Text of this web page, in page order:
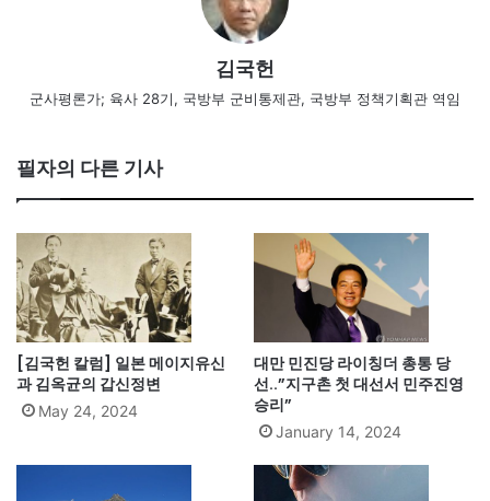
김국헌
군사평론가; 육사 28기, 국방부 군비통제관, 국방부 정책기획관 역임
필자의 다른 기사
[김국헌 칼럼] 일본 메이지유신
과 김옥균의 갑신정변
May 24, 2024
대만 민진당 라이칭더 총통 당
선..”지구촌 첫 대선서 민주진영
승리”
January 14, 2024